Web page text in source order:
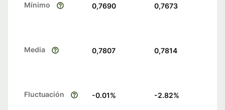
Mínimo 0,7690 0,7673
Media 0,7807 0,7814
Fluctuación -0.01% -2.82%